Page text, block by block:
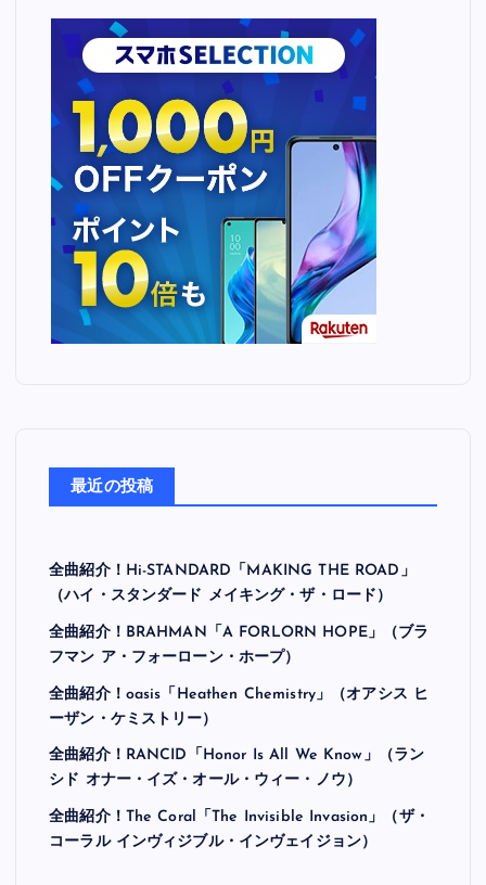
最近の投稿
全曲紹介！Hi-STANDARD「MAKING THE ROAD」
（ハイ・スタンダード メイキング・ザ・ロード）
全曲紹介！BRAHMAN「A FORLORN HOPE」（ブラ
フマン ア・フォーローン・ホープ）
全曲紹介！oasis「Heathen Chemistry」（オアシス ヒ
ーザン・ケミストリー）
全曲紹介！RANCID「Honor Is All We Know」（ラン
シド オナー・イズ・オール・ウィー・ノウ）
全曲紹介！The Coral「The Invisible Invasion」（ザ・
コーラル インヴィジブル・インヴェイジョン）